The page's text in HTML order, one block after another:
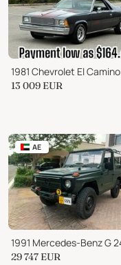
1981 Chevrolet El Camino
13 009 EUR
AE
29 747 EUR